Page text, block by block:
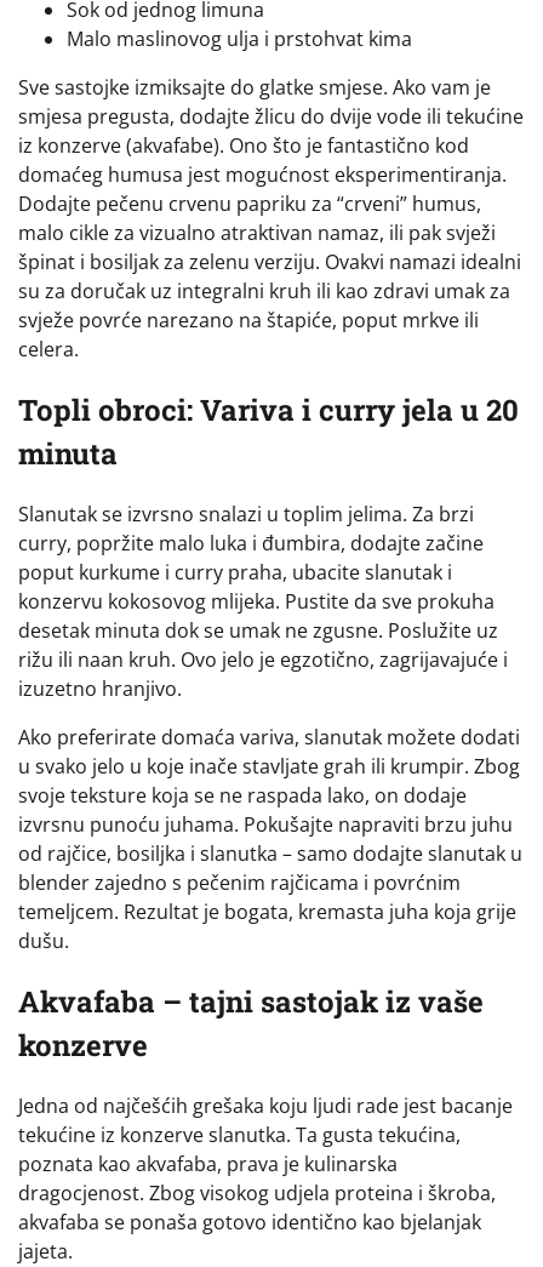
Sok od jednog limuna
Malo maslinovog ulja i prstohvat kima
Sve sastojke izmiksajte do glatke smjese. Ako vam je
smjesa pregusta, dodajte žlicu do dvije vode ili tekućine
iz konzerve (akvafabe). Ono što je fantastično kod
domaćeg humusa jest mogućnost eksperimentiranja.
Dodajte pečenu crvenu papriku za “crveni” humus,
malo cikle za vizualno atraktivan namaz, ili pak svježi
špinat i bosiljak za zelenu verziju. Ovakvi namazi idealni
su za doručak uz integralni kruh ili kao zdravi umak za
svježe povrće narezano na štapiće, poput mrkve ili
celera.
Topli obroci: Variva i curry jela u 20
minuta
Slanutak se izvrsno snalazi u toplim jelima. Za brzi
curry, popržite malo luka i đumbira, dodajte začine
poput kurkume i curry praha, ubacite slanutak i
konzervu kokosovog mlijeka. Pustite da sve prokuha
desetak minuta dok se umak ne zgusne. Poslužite uz
rižu ili naan kruh. Ovo jelo je egzotično, zagrijavajuće i
izuzetno hranjivo.
Ako preferirate domaća variva, slanutak možete dodati
u svako jelo u koje inače stavljate grah ili krumpir. Zbog
svoje teksture koja se ne raspada lako, on dodaje
izvrsnu punoću juhama. Pokušajte napraviti brzu juhu
od rajčice, bosiljka i slanutka – samo dodajte slanutak u
blender zajedno s pečenim rajčicama i povrćnim
temeljcem. Rezultat je bogata, kremasta juha koja grije
dušu.
Akvafaba – tajni sastojak iz vaše
konzerve
Jedna od najčešćih grešaka koju ljudi rade jest bacanje
tekućine iz konzerve slanutka. Ta gusta tekućina,
poznata kao akvafaba, prava je kulinarska
dragocjenost. Zbog visokog udjela proteina i škroba,
akvafaba se ponaša gotovo identično kao bjelanjak
jajeta.